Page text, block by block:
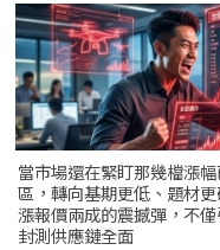
當市場還在緊盯那幾檔漲
區，轉向基期更低、題材
漲報價兩成的震撼彈，不
封測供應鏈全面